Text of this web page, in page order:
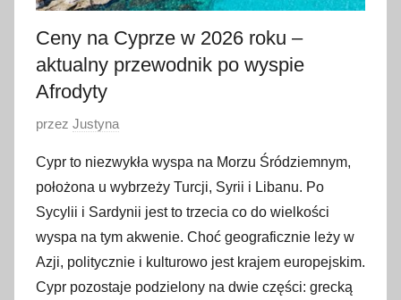
Ceny na Cyprze w 2026 roku –
aktualny przewodnik po wyspie
Afrodyty
O
u
b
l
i
k
o
przez Justyna
Cypr to niezwykła wyspa na Morzu Śródziemnym,
położona u wybrzeży Turcji, Syrii i Libanu. Po
Sycylii i Sardynii jest to trzecia co do wielkości
wyspa na tym akwenie. Choć geograficznie leży w
Azji, politycznie i kulturowo jest krajem europejskim.
Cypr pozostaje podzielony na dwie części: grecką